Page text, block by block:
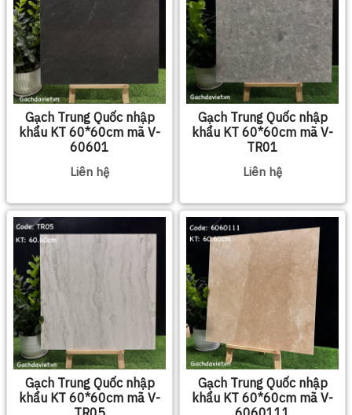
Gạch Trung Quốc nhập
khẩu KT 60*60cm mã V-
60601
Liên hệ
Gạch Trung Quốc nhập
khẩu KT 60*60cm mã V-
TR01
Liên hệ
Gạch Trung Quốc nhập
khẩu KT 60*60cm mã V-
Gạch Trung Quốc nhập
khẩu KT 60*60cm mã V-